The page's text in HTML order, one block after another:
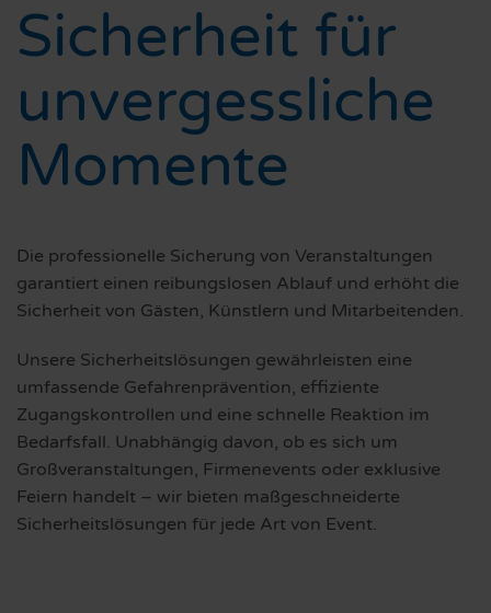
Sicherheit für
unvergessliche
Momente
Die professionelle Sicherung von Veranstaltungen
garantiert einen reibungslosen Ablauf und erhöht die
Sicherheit von Gästen, Künstlern und Mitarbeitenden.
Unsere Sicherheitslösungen gewährleisten eine
umfassende Gefahrenprävention, effiziente
Zugangskontrollen und eine schnelle Reaktion im
Bedarfsfall. Unabhängig davon, ob es sich um
Großveranstaltungen, Firmenevents oder exklusive
Feiern handelt – wir bieten maßgeschneiderte
Sicherheitslösungen für jede Art von Event.